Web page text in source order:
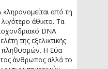
από τη
άθικτο. Τα
DNA
της εξελικτικής
πληθυσμών. Η Εύα
άνθρωπος αλλά το